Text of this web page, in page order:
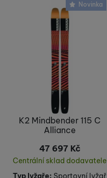
Novinka
K2 Mindbender 115 C
Alliance
47 697 Kč
Centrální sklad dodavatele
Typ lyžaře: Sportovní lyžař